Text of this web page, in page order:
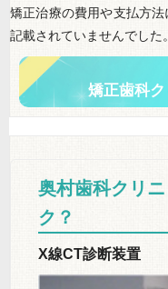
矯正治療の費用や支払方
記載されていませんでした。
矯正歯科
奥村歯科クリ
ク？
X線CT診断装置